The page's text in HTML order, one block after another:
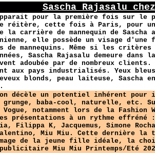
Sascha Rajasalu
pour la première fois sur le
réitère, cette fois à Paris, pour un
la carrière de mannequin de Sascha
elle possède un visage d'une
de mannequins. Même si les
Sascha Rajasalu demeure
adoubée par de nombreux
aux pays industrialisés. Yeux
blonds, peau laiteuse, Sascha
décèle un potentiel inhérent pour
baba-cool, naturelle, etc.
notamment lors de la Fashion
présentations à un rythme effréné
Filippa K, Jacquemus, Simone
Valentino, Miu Miu. Cette dernière
de la jeune fille idéale, la
publicitaire Miu Miu Printemps/Eté